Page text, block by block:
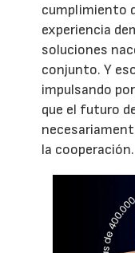
cumplimiento
experiencia
soluciones
conjunto. Y
impulsando
que el futuro
la cooperación.